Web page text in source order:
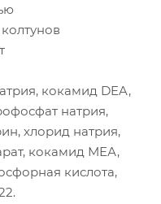
кокамид DEA,
натрия,
хлорид натрия,
кокамид МЕА,
кислота,